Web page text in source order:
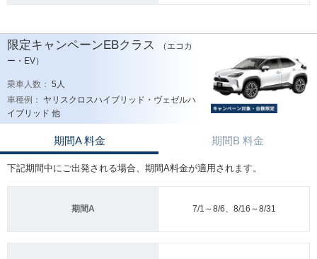
限定キャンペーンEBクラス
（エコカ
ー・EV）
乗車人数： 5人
車種例：
ヤリスクロスハイブリッド・ヴェゼルハ
イブリッド 他
期間A 料金 期間B 料金
下記期間中にご出発される場合、期間A料金が適用されます。
期間A 7/1～8/6、8/16～8/31